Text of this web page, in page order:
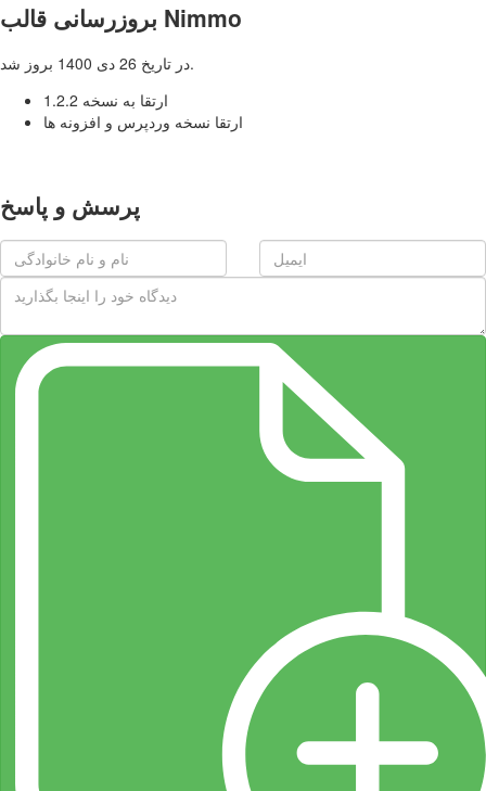
بروزرسانی قالب Nimmo
در تاریخ 26 دی 1400 بروز شد.
ارتقا به نسخه 1.2.2
ارتقا نسخه وردپرس و افزونه ها
پرسش و پاسخ